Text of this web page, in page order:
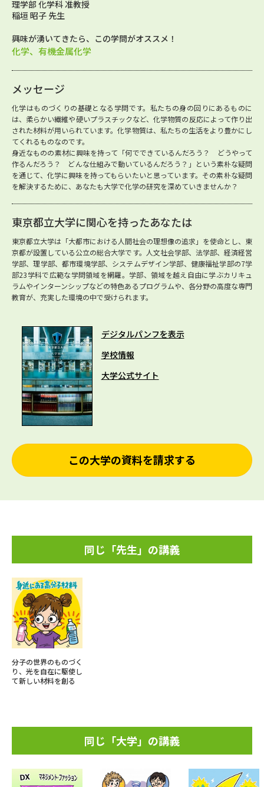
理学部 化学科 准教授
稲垣 昭子 先生
興味が湧いてきたら、この学問がオススメ！
化学、有機金属化学
メッセージ
化学はものづくりの基礎となる学問です。私たちの身の回りにあるものに
は、柔らかい繊維や硬いプラスチックなど、化学物質の反応によって作り出
された材料が用いられています。化学物質は、私たちの生活をより豊かにし
てくれるものなのです。
身近なものの素材に興味を持って「何でできているんだろう？ どうやって
作るんだろう？ どんな仕組みで動いているんだろう？」という素朴な疑問
を通じて、化学に興味を持ってもらいたいと思っています。その素朴な疑問
を解決するために、あなたも大学で化学の研究を深めていきませんか？
東京都立大学に関心を持ったあなたは
東京都立大学は「大都市における人間社会の理想像の追求」を使命とし、東
京都が設置している公立の総合大学です。人文社会学部、法学部、経済経営
学部、理学部、都市環境学部、システムデザイン学部、健康福祉学部の7学
部23学科で広範な学問領域を網羅。学部、領域を越え自由に学ぶカリキュ
ラムやインターンシップなどの特色あるプログラムや、各分野の高度な専門
教育が、充実した環境の中で受けられます。
デジタルパンフを表示
学校情報
大学公式サイト
この大学の資料を請求する
同じ「先生」の講義
分子の世界のものづく
り、光を自在に駆使し
て新しい材料を創る
同じ「大学」の講義